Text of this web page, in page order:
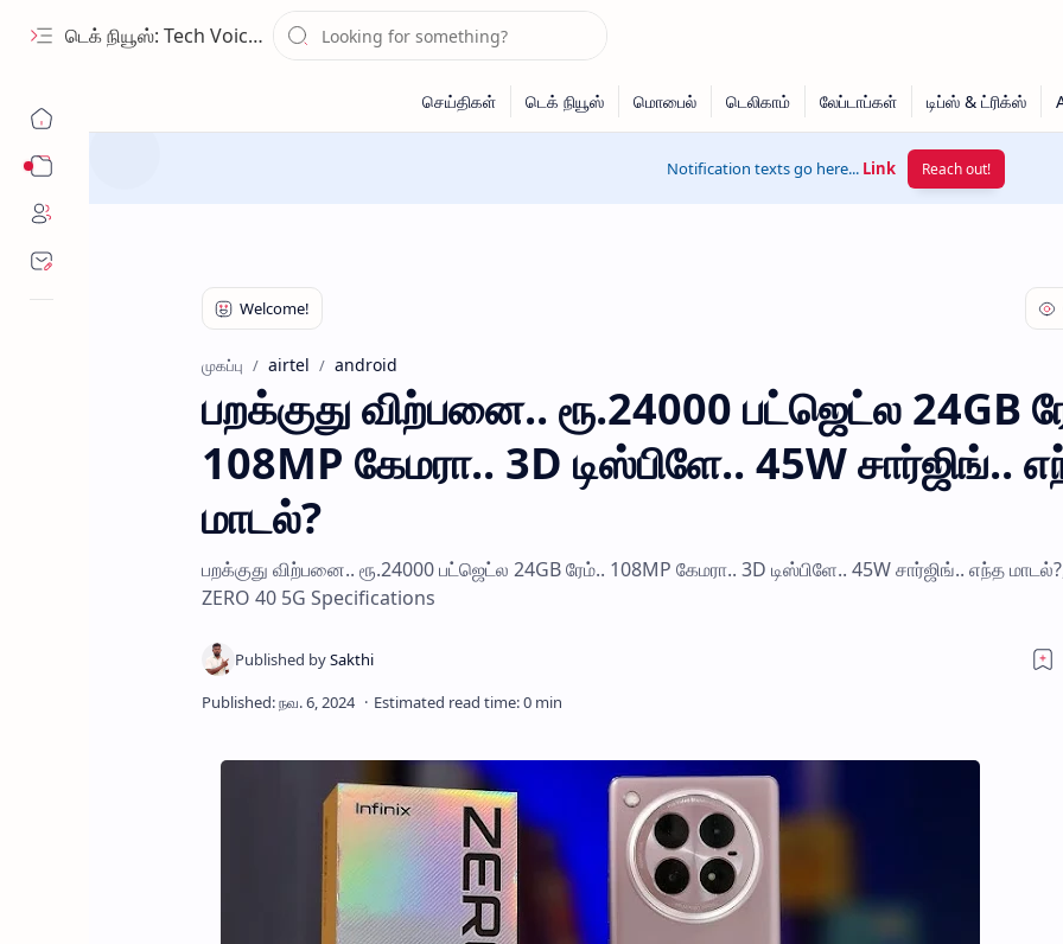
டெக் நியூஸ்: Tech Voice Tamil - தமிழ் டெக் & 2026 AI செய்திகள்.
Notification texts go here... Link Reach out!
முகப்பு airtel android
பறக்குது விற்பனை.. ரூ.24000 பட்ஜெட்ல 24GB
108MP கேமரா.. 3D டிஸ்பிளே.. 45W சார்ஜிங்..
மாடல்?
பறக்குது விற்பனை.. ரூ.24000 பட்ஜெட்ல 24GB ரேம்.. 108MP கேமரா.. 3D டிஸ்பிளே.. 45W சார்ஜிங்.. எந்த
ZERO 40 5G Specifications